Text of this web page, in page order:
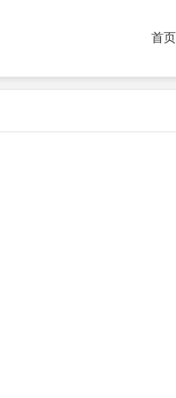
首页